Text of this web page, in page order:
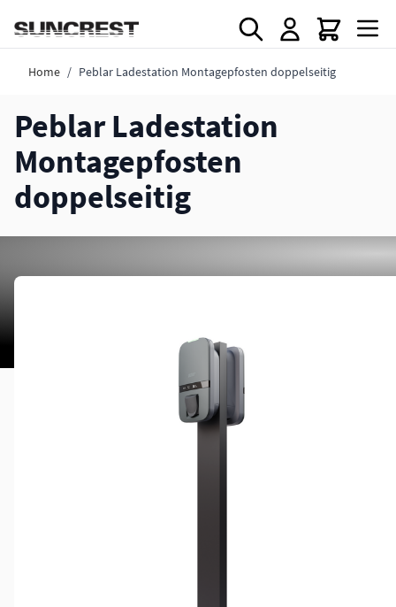
Home / Peblar Ladestation Montagepfosten doppelseitig
Peblar Ladestation
Montagepfosten
doppelseitig